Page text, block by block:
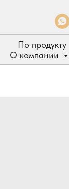
По продукту
О компании